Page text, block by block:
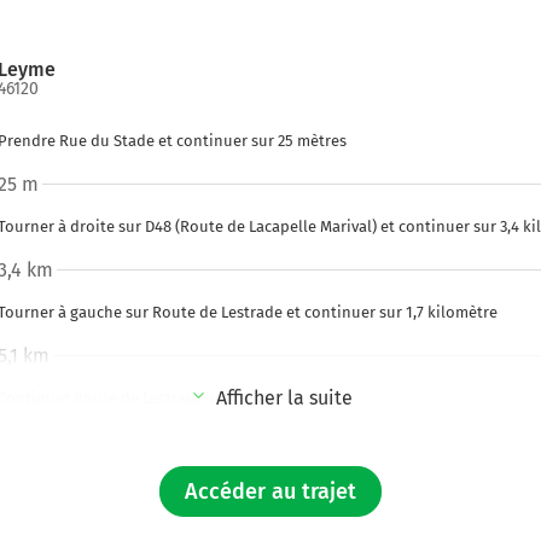
Rue du Stade et continuer sur 25 mètres
à droite sur D48 (Route de Lacapelle Marival) et continuer sur 3,4
m
à gauche sur Route de Lestrade et continuer sur 1,7 kilomètre
km
Route de Lestrade sur 600 mètres
km
légèrement à droite sur Route de Lestrade et continuer sur 1,3
Afficher la suite
Accéder au trajet